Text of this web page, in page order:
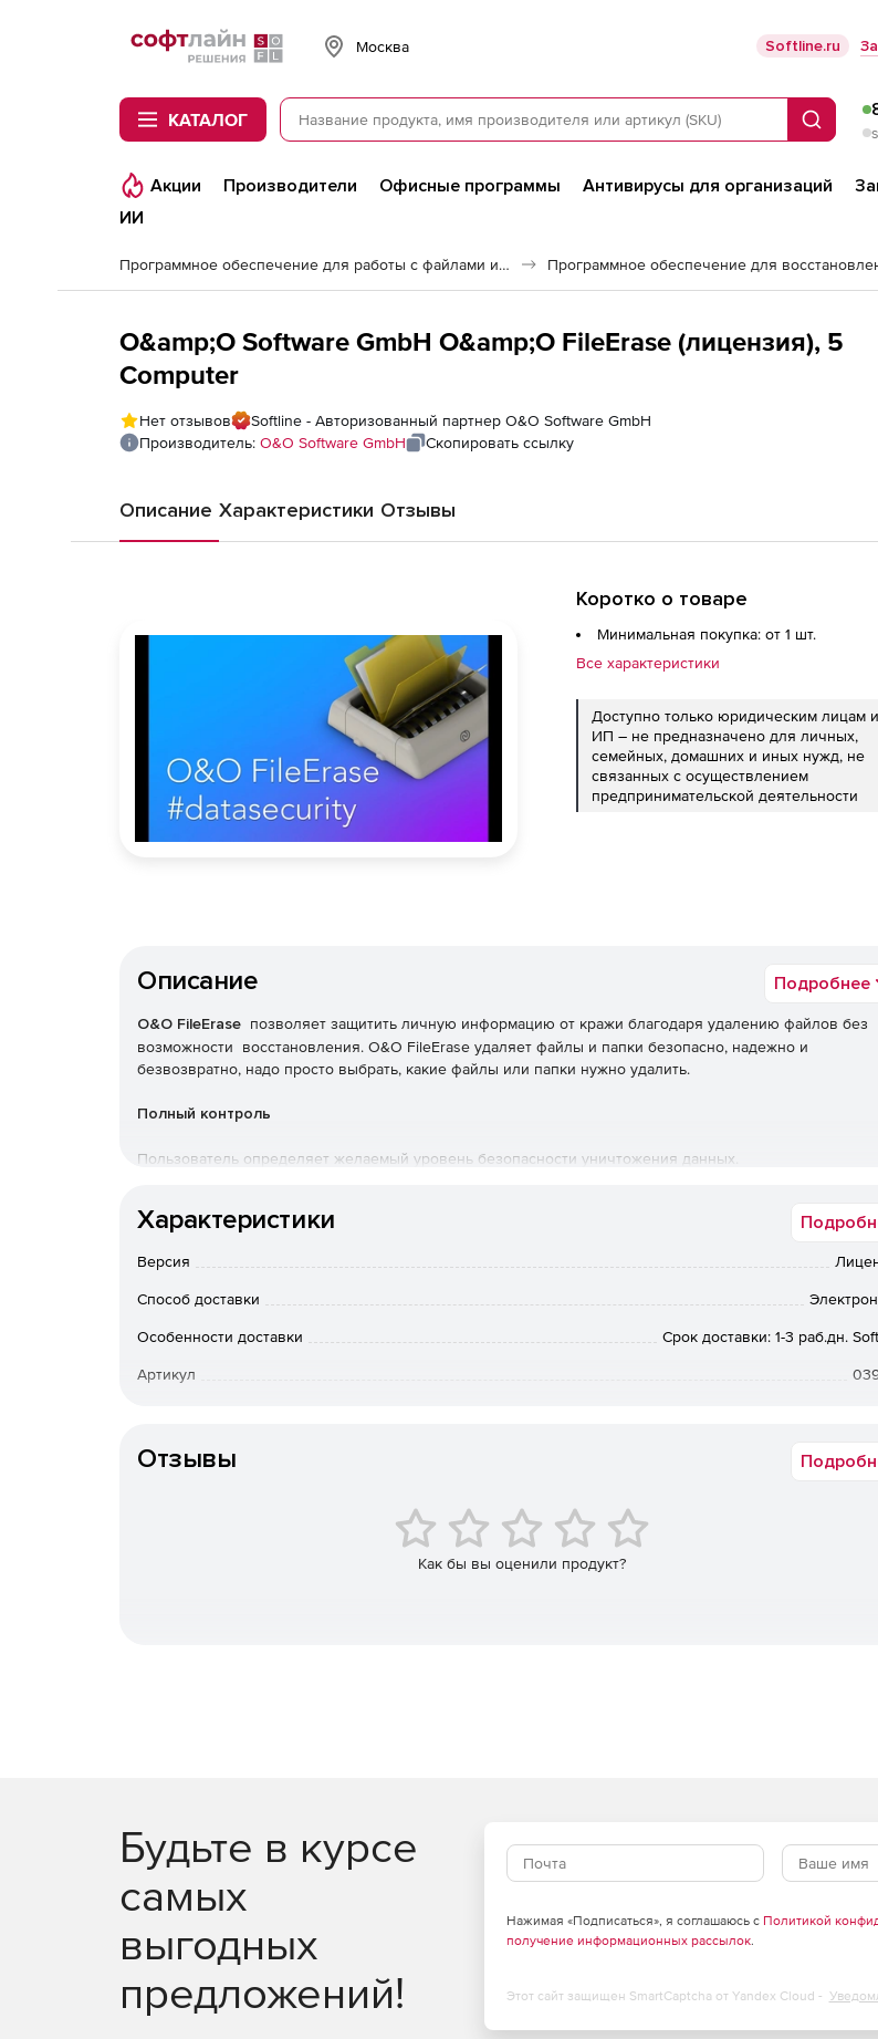
Softline
Москва Softline.ru
КАТАЛОГ Поиск
Акции Производители Офисные программы Антивирусы для организаций
ИИ
Программное обеспечение для работы с файлами и дисками
O&amp;O Software GmbH O&amp;O FileErase (лицензия), 5
Computer
Нет отзывов
Softline - Авторизованный партнер O&O Software GmbH
Производитель: O&O Software GmbH Скопировать ссылку
Описание Характеристики Отзывы
Коротко о товаре
Минимальная покупка: от 1 шт.
Все характеристики
Доступно только юридическим лицам и
ИП – не предназначено для личных,
семейных, домашних и иных нужд, не
связанных с осуществлением
предпринимательской деятельности
Описание Подробнее
O&O FileErase позволяет защитить личную информацию от кражи благодаря удалению файлов без
возможности восстановления. O&O FileErase удаляет файлы и папки безопасно, надежно и
безвозвратно, надо просто выбрать, какие файлы или папки нужно удалить.
Полный контроль
Пользователь определяет желаемый уровень безопасности уничтожения данных.
содержимое вашего компьютера.
количестве компьютеров в компании.
Характеристики
Версия
Способ доставки
Особенности доставки Срок доставки: 1-3 раб.дн.
Артикул
Отзывы
Как бы вы оценили продукт?
Будьте в курсе
самых
выгодных
предложений!
Нажимая «Подписаться», я соглашаюсь с Политикой
получение информационных рассылок.
Этот сайт защищен SmartCaptcha от Yandex Cloud -